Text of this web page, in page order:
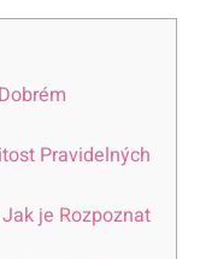
Pravidelných
je Rozpoznat